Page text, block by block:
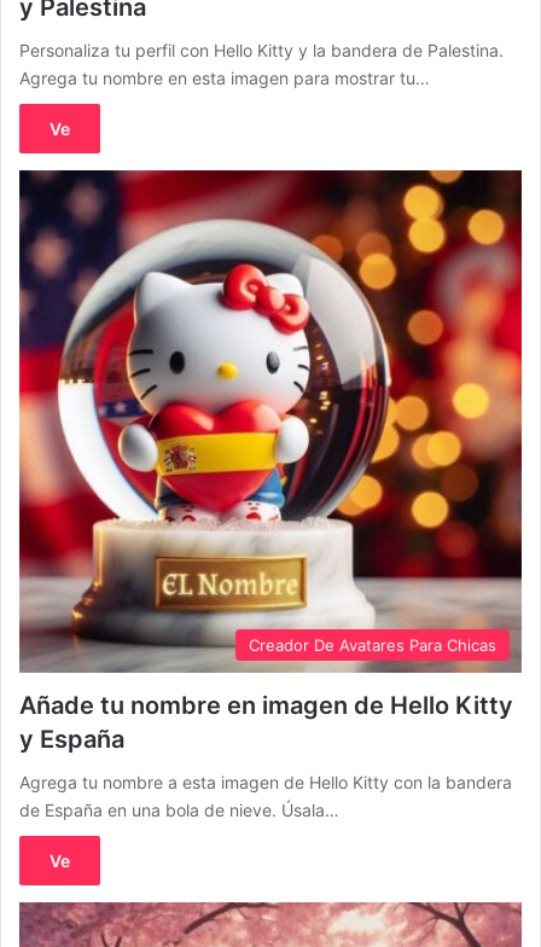
y Palestina
Personaliza tu perfil con Hello Kitty y la bandera de Palestina.
Agrega tu nombre en esta imagen para mostrar tu…
Ve
Creador De Avatares Para Chicas
Añade tu nombre en imagen de Hello Kitty
y España
Agrega tu nombre a esta imagen de Hello Kitty con la bandera
de España en una bola de nieve. Úsala…
Ve